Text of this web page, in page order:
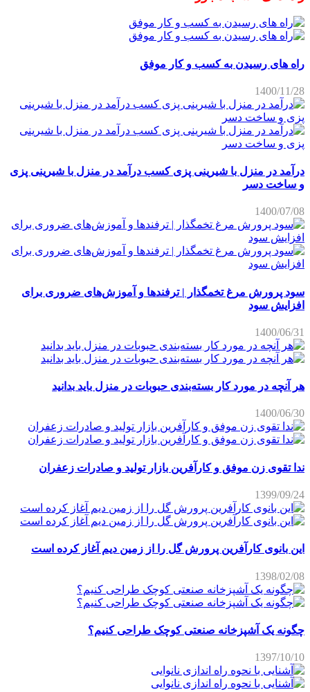
راه های رسیدن به کسب و کار موفق
1400/11/28
درآمد در منزل با شیرینی پزی کسب درآمد در منزل با شیرینی پزی
و ساخت دسر
1400/07/08
سود پرورش مرغ تخمگذار | ترفندها و آموزش‌های ضروری برای
افزایش سود
1400/06/31
هر آنچه در مورد کار بسته‌بندی حبوبات در منزل باید بدانید
1400/06/30
ندا تقوی زن موفق و کارآفرین بازار تولید و صادرات زعفران
1399/09/24
این بانوی کارآفرین پرورش گل را از زمین دیم آغاز کرده است
1398/02/08
چگونه یک آشپزخانه صنعتی کوچک طراحی کنیم؟
1397/10/10